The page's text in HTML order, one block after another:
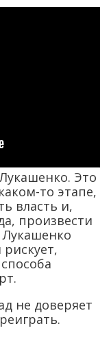
Это
то этапе,
власть и,
произвести
не доверяет